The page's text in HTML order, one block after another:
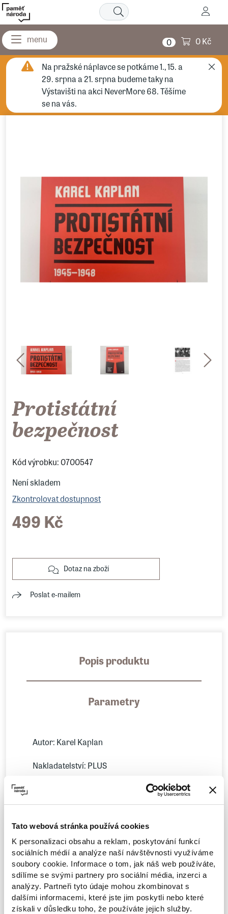
Tato webová stránka používá cookies
K personalizaci obsahu a reklam, poskytování funkcí
sociálních médií a analýze naší návštěvnosti využíváme
soubory cookie. Informace o tom, jak náš web používáte,
sdílíme se svými partnery pro sociální média, inzerci a
analýzy. Partneři tyto údaje mohou zkombinovat s
dalšími informacemi, které jste jim poskytli nebo které
získali v důsledku toho, že používáte jejich služby.
0 0 Kč
Na pražské náplavce se potkáme 1., 15. a
29. srpna a 21. srpna budeme taky na
Výstavišti na akci NeverMore 68. Těšíme
se na vás.
Protistátní
bezpečnost
Kód výrobku: 0700547
Není skladem
Zkontrolovat dostupnost
499 Kč
Dotaz na zboží
Poslat e-mailem
Popis produktu
Parametry
Autor: Karel Kaplan
Nakladatelství: PLUS
"Historie vzniku a působení StB jako
mocenského nástroje KSČ"
Kniha renomovaného historika Karla
Kaplana nabízí detailní pohled na poválečnou
éru, během které KSČ budovala své pozice v
bezpečnostních složkách, až je zcela ovládla.
Komunisté vytvářeli sítě agentů a tajných
členů KSČ v ostatních stranách Národní